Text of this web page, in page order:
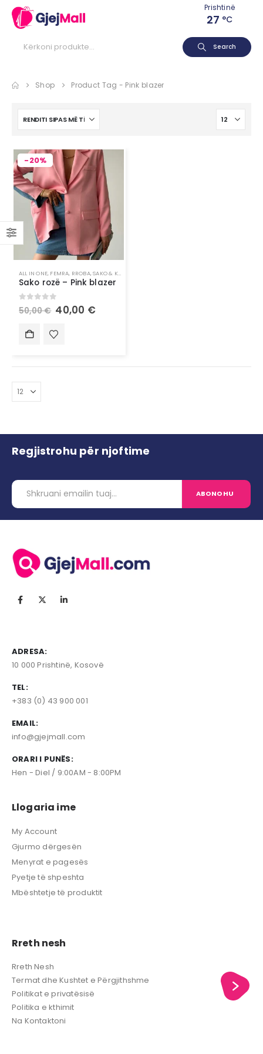
Prishtinë
27 °C
Search
Shop Product Tag - Pink blazer
-20%
ALL IN ONE, FEMRA, RROBA,SAKO & KOSTUME
Sako rozë – Pink blazer
out of 5
50,00€ 40,00 €
Regjistrohu për njoftime
ADRESA:
10 000 Prishtinë, Kosovë
TEL:
+383 (0) 43 900 001
EMAIL:
info@gjejmall.com
ORARI I PUNËS:
Hen - Diel / 9:00AM - 8:00PM
Llogaria ime
My Account
Gjurmo dërgesën
Menyrat e pagesës
Pyetje të shpeshta
Mbështetje të produktit
Rreth nesh
Rreth Nesh
Termat dhe Kushtet e Përgjithshme
Politikat e privatësisë
Politika e kthimit
Na Kontaktoni